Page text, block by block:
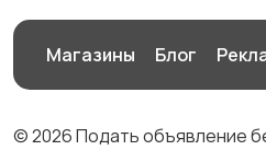
Магазины Блог
© 2026 Подать объявление